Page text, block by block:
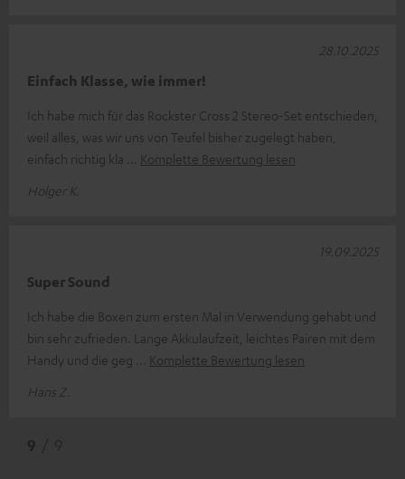
Einfach Klasse, wie immer!
Ich habe mich für das Rockster Cross 2 Stereo-Set entschieden,
weil alles, was wir uns von Teufel bisher zugelegt haben,
einfach richtig kla
Komplette Bewertung lesen
Holger K.
28.10.2025
Super Sound
Ich habe die Boxen zum ersten Mal in Verwendung gehabt und
bin sehr zufrieden. Lange Akkulaufzeit, leichtes Pairen mit dem
Handy und die geg
Komplette Bewertung lesen
Hans Z.
19.09.2025